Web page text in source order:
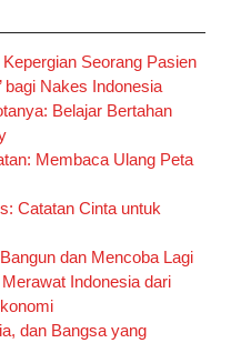
Seorang Pasien
bagi Nakes Indonesia
Belajar Bertahan
Membaca Ulang Peta
Catatan Cinta untuk
dan Mencoba Lagi
Indonesia dari
dan Bangsa yang